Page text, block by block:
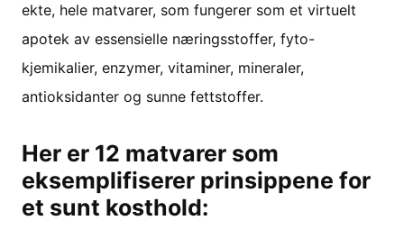
ekte, hele matvarer, som fungerer som et virtuelt
apotek av essensielle næringsstoffer, fyto-
kjemikalier, enzymer, vitaminer, mineraler,
antioksidanter og sunne fettstoffer.
Her er 12 matvarer som
eksemplifiserer prinsippene for
et sunt kosthold: